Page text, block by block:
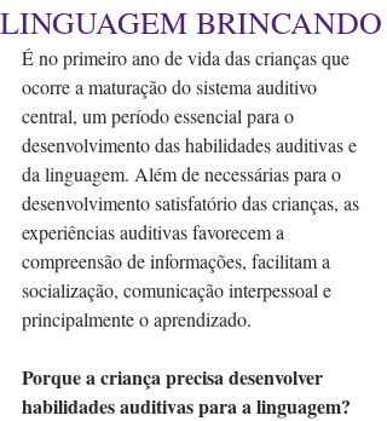
LINGUAGEM BRINCANDO
É no primeiro ano de vida das crianças que
ocorre a maturação do sistema auditivo
central, um período essencial para o
desenvolvimento das habilidades auditivas e
da linguagem. Além de necessárias para o
desenvolvimento satisfatório das crianças, as
experiências auditivas favorecem a
compreensão de informações, facilitam a
socialização, comunicação interpessoal e
principalmente o aprendizado.
Porque a criança precisa desenvolver
habilidades auditivas para a linguagem?